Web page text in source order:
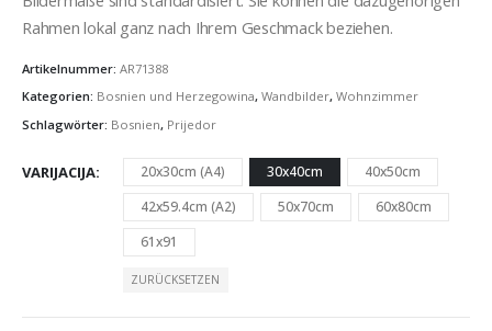
Rahmen lokal ganz nach Ihrem Geschmack beziehen.
Artikelnummer: AR71388
Kategorien: Bosnien und Herzegowina, Wandbilder, Wohnzimmer
Schlagwörter: Bosnien, Prijedor
VARIJACIJA 20x30cm (A4) 30x40cm
40x50cm
42x59.4cm (A2)
50x70cm
60x80cm
61x91
ZURÜCKSETZEN